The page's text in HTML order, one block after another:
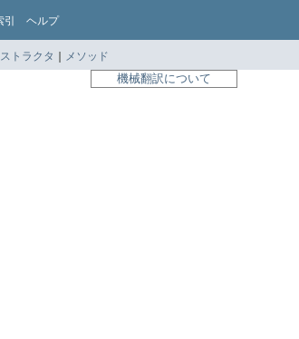
ヘルプ
トラクタ | メソッド
機械翻訳について